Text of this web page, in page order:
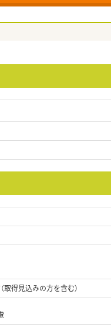
得見込みの方を含む）